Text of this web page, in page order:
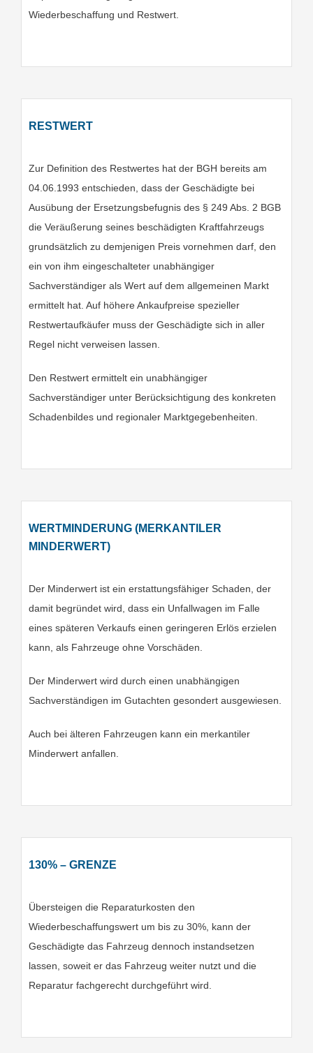
Wiederbeschaffung und Restwert.
RESTWERT
Zur Definition des Restwertes hat der BGH bereits am
04.06.1993 entschieden, dass der Geschädigte bei
Ausübung der Ersetzungsbefugnis des § 249 Abs. 2 BGB
die Veräußerung seines beschädigten Kraftfahrzeugs
grundsätzlich zu demjenigen Preis vornehmen darf, den
ein von ihm eingeschalteter unabhängiger
Sachverständiger als Wert auf dem allgemeinen Markt
ermittelt hat. Auf höhere Ankaufpreise spezieller
Restwertaufkäufer muss der Geschädigte sich in aller
Regel nicht verweisen lassen.
Den Restwert ermittelt ein unabhängiger
Sachverständiger unter Berücksichtigung des konkreten
Schadenbildes und regionaler Marktgegebenheiten.
WERTMINDERUNG (MERKANTILER
MINDERWERT)
Der Minderwert ist ein erstattungsfähiger Schaden, der
damit begründet wird, dass ein Unfallwagen im Falle
eines späteren Verkaufs einen geringeren Erlös erzielen
kann, als Fahrzeuge ohne Vorschäden.
Der Minderwert wird durch einen unabhängigen
Sachverständigen im Gutachten gesondert ausgewiesen.
Auch bei älteren Fahrzeugen kann ein merkantiler
Minderwert anfallen.
130% – GRENZE
Übersteigen die Reparaturkosten den
Wiederbeschaffungswert um bis zu 30%, kann der
Geschädigte das Fahrzeug dennoch instandsetzen
lassen, soweit er das Fahrzeug weiter nutzt und die
Reparatur fachgerecht durchgeführt wird.